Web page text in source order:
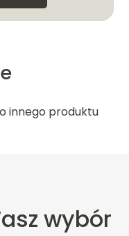
innego produktu
wybór